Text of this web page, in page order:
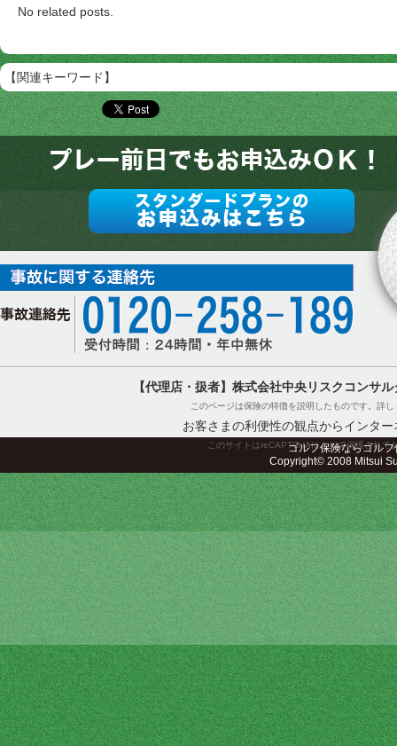
No related posts.
【関連キーワード】
【代理店・扱者】株式会社中央リスクコンサ
このページは保険の特徴を説明したものです。詳
お客さまの利便性の観点からインタ
このサイトはreCAPTCHAによって保護されて
ゴルフ保険ならゴル
Copyright© 2008 Mitsui